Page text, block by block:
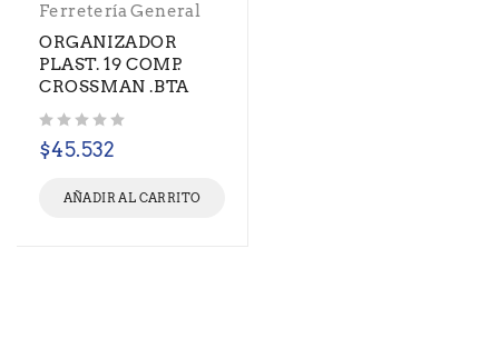
Ferretería General
ORGANIZADOR
PLAST. 19 COMP.
CROSSMAN .BTA
$45.532
AÑADIR AL CARRITO